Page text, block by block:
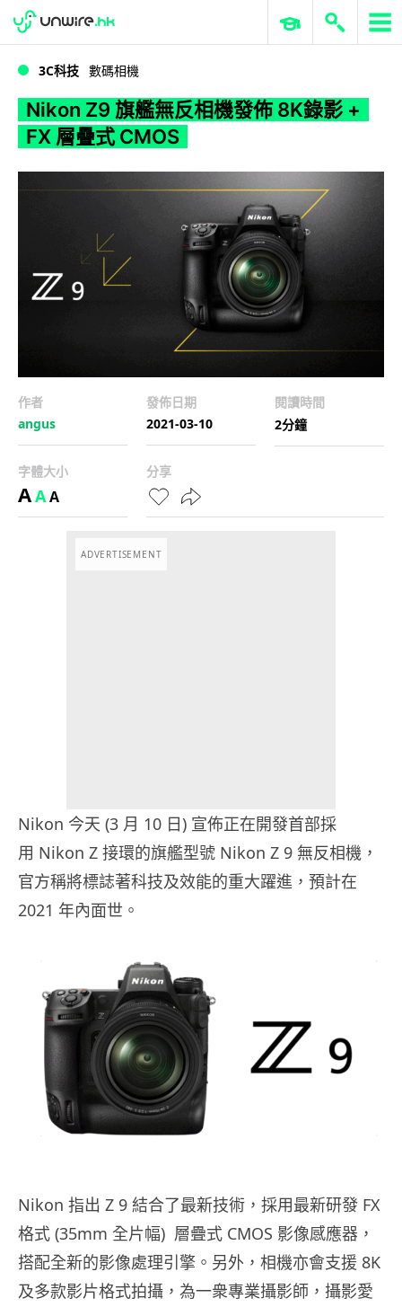
WWDC 2026 ERP 與商業 AI
3C科技 數碼相機
Nikon Z9 旗艦無反相機發佈 8K錄影 +
FX 層疊式 CMOS
作者
angus
發佈日期
2021-03-10
閱讀時間
2分鐘
字體大小
AAA
分享
ADVERTISEMENT
Nikon 今天 (3 月 10 日) 宣佈正在開發首部採
用 Nikon Z 接環的旗艦型號 Nikon Z 9 無反相機，
官方稱將標誌著科技及效能的重大躍進，預計在
2021 年內面世 。
Nikon 指出 Z 9 結合了最新技術，採用最新研發 FX
格式 (35mm 全片幅) 層疊式 CMOS 影像感應器，
搭配全新的影像處理引擎。另外，相機亦會支援 8K
及多款影片格式拍攝，為一衆專業攝影師，攝影愛